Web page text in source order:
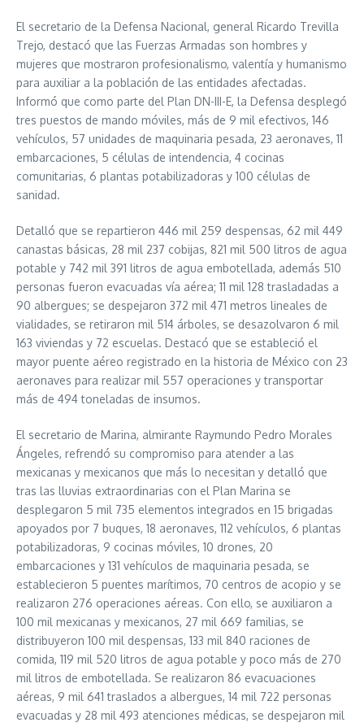
El secretario de la Defensa Nacional, general Ricardo Trevilla
Trejo, destacó que las Fuerzas Armadas son hombres y
mujeres que mostraron profesionalismo, valentía y humanismo
para auxiliar a la población de las entidades afectadas.
Informó que como parte del Plan DN-III-E, la Defensa desplegó
tres puestos de mando móviles, más de 9 mil efectivos, 146
vehículos, 57 unidades de maquinaria pesada, 23 aeronaves, 11
embarcaciones, 5 células de intendencia, 4 cocinas
comunitarias, 6 plantas potabilizadoras y 100 células de
sanidad.
Detalló que se repartieron 446 mil 259 despensas, 62 mil 449
canastas básicas, 28 mil 237 cobijas, 821 mil 500 litros de agua
potable y 742 mil 391 litros de agua embotellada, además 510
personas fueron evacuadas vía aérea; 11 mil 128 trasladadas a
90 albergues; se despejaron 372 mil 471 metros lineales de
vialidades, se retiraron mil 514 árboles, se desazolvaron 6 mil
163 viviendas y 72 escuelas. Destacó que se estableció el
mayor puente aéreo registrado en la historia de México con 23
aeronaves para realizar mil 557 operaciones y transportar
más de 494 toneladas de insumos.
El secretario de Marina, almirante Raymundo Pedro Morales
Ángeles, refrendó su compromiso para atender a las
mexicanas y mexicanos que más lo necesitan y detalló que
tras las lluvias extraordinarias con el Plan Marina se
desplegaron 5 mil 735 elementos integrados en 15 brigadas
apoyados por 7 buques, 18 aeronaves, 112 vehículos, 6 plantas
potabilizadoras, 9 cocinas móviles, 10 drones, 20
embarcaciones y 131 vehículos de maquinaria pesada, se
establecieron 5 puentes marítimos, 70 centros de acopio y se
realizaron 276 operaciones aéreas. Con ello, se auxiliaron a
100 mil mexicanas y mexicanos, 27 mil 669 familias, se
distribuyeron 100 mil despensas, 133 mil 840 raciones de
comida, 119 mil 520 litros de agua potable y poco más de 270
mil litros de embotellada. Se realizaron 86 evacuaciones
aéreas, 9 mil 641 traslados a albergues, 14 mil 722 personas
evacuadas y 28 mil 493 atenciones médicas, se despejaron mil